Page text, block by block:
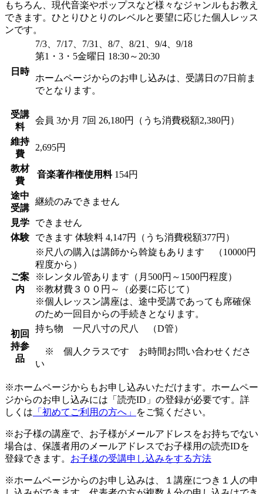
もちろん、現代音楽やポップスなど様々なジャンルもお教え
できます。ひとりひとりのレベルと要望に応じた個人レッス
ンです。
日時
7/3、7/17、7/31、8/7、8/21、9/4、9/18
第1・3・5金曜日 18:30～20:30
ホームページからのお申し込みは、受講日の7日前ま
でとなります。
受講
料
会員 3か月 7回 26,180円（うち消費税額2,380円）
維持
費
2,695円
教材
費
音楽著作権使用料 154円
途中
受講
継続のみできません
見学
できません
体験
できます 体験料 4,147円（うち消費税額377円）
ご案
内
※尺八の購入は講師から斡旋もあります （10000円
程度から）
※レンタル管あります（月500円～1500円程度）
※教材費３００円～（必要に応じて）
※個人レッスン講座は、途中受講であっても席確保
のため一回目からの手続きとなります。
初回
持参
品
持ち物 一尺八寸の尺八 （D管）
※ 個人クラスです お時間お問い合わせくださ
い
※ホームページからもお申し込みいただけます。ホームペー
ジからのお申し込みには「読売ID」の登録が必要です。詳
しくは 「初めてご利用の方へ」 をご覧ください。
※お子様の講座で、お子様がメールアドレスをお持ちでない
場合は、保護者用のメールアドレスでお子様用の読売IDを
登録できます。 お子様の受講申し込みをする方法
※ホームページからのお申し込みは、１講座につき１人の申